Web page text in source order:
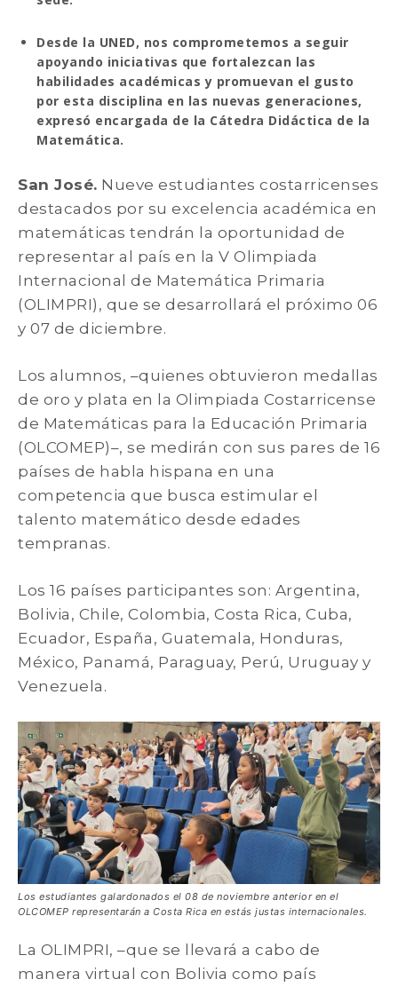
Desde la UNED, nos comprometemos a seguir
apoyando iniciativas que fortalezcan las
habilidades académicas y promuevan el gusto
por esta disciplina en las nuevas generaciones,
expresó encargada de la Cátedra Didáctica de la
Matemática.
San José. Nueve estudiantes costarricenses
destacados por su excelencia académica en
matemáticas tendrán la oportunidad de
representar al país en la V Olimpiada
Internacional de Matemática Primaria
(OLIMPRI), que se desarrollará el próximo 06
y 07 de diciembre.
Los alumnos, –quienes obtuvieron medallas
de oro y plata en la Olimpiada Costarricense
de Matemáticas para la Educación Primaria
(OLCOMEP)–, se medirán con sus pares de 16
países de habla hispana en una
competencia que busca estimular el
talento matemático desde edades
tempranas.
Los 16 países participantes son: Argentina,
Bolivia, Chile, Colombia, Costa Rica, Cuba,
Ecuador, España, Guatemala, Honduras,
México, Panamá, Paraguay, Perú, Uruguay y
Venezuela.
Los estudiantes galardonados el 08 de noviembre anterior en el
OLCOMEP representarán a Costa Rica en estás justas internacionales.
La OLIMPRI, –que se llevará a cabo de
manera virtual con Bolivia como país